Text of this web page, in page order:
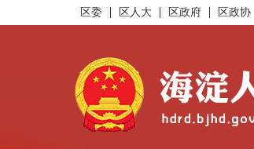
区委 区人大 区政府 区政协